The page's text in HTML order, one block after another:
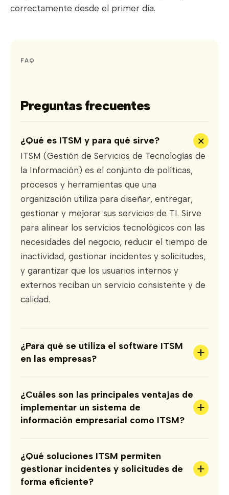
correctamente desde el primer día.
FAQ
Preguntas frecuentes
¿Qué es ITSM y para qué sirve? +
ITSM (Gestión de Servicios de Tecnologías de
la Información) es el conjunto de políticas,
procesos y herramientas que una
organización utiliza para diseñar, entregar,
gestionar y mejorar sus servicios de TI. Sirve
para alinear los servicios tecnológicos con las
necesidades del negocio, reducir el tiempo de
inactividad, gestionar incidentes y solicitudes,
y garantizar que los usuarios internos y
externos reciban un servicio consistente y de
calidad.
¿Para qué se utiliza el software ITSM
en las empresas?
+
¿Cuáles son las principales ventajas de
implementar un sistema de
información empresarial como ITSM?
+
¿Qué soluciones ITSM permiten
gestionar incidentes y solicitudes de
forma eficiente?
+